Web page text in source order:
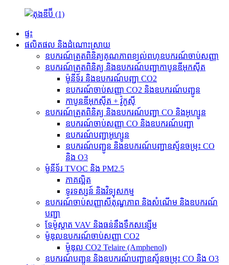
ផ្ទះ
ផលិតផល និងដំណោះស្រាយ
ឧបករណ៍ត្រួតពិនិត្យគុណភាពខ្យល់ពហុឧបករណ៍ចាប់សញ្ញា
ឧបករណ៍ត្រួតពិនិត្យ និងឧបករណ៍បញ្ជាកាបូនឌីអុកស៊ីត
ម៉ូនីទ័រ និងឧបករណ៍បញ្ជា CO2
ឧបករណ៍ចាប់សញ្ញា CO2 និងឧបករណ៍បញ្ជូន
កាបូនឌីអុកស៊ីត + វ៉ូកូស៊ី
ឧបករណ៍ត្រួតពិនិត្យ និងឧបករណ៍បញ្ជា CO និងអូហ្សូន
ឧបករណ៍ចាប់សញ្ញា CO និងឧបករណ៍បញ្ជា
ឧបករណ៍បញ្ជាអូហ្សូន
ឧបករណ៍បញ្ជូន និងឧបករណ៍បញ្ជាឧស្ម័នចម្រុះ CO
និង O3
ម៉ូនីទ័រ TVOC និង PM2.5
ភាគល្អិត
ទូរទស្សន៍ និង​វិទ្យុ​សកម្ម
ឧបករណ៍ចាប់សញ្ញាសីតុណ្ហភាព និងសំណើម និងឧបករណ៍
បញ្ជា
ទែម៉ូស្ដាត VAV និងធន់នឹងទឹកសន្សើម
ម៉ូឌុលឧបករណ៍ចាប់សញ្ញា CO2
ម៉ូឌុល CO2 Telaire (Amphenol)
ឧបករណ៍បញ្ជូន និងឧបករណ៍បញ្ជាឧស្ម័នចម្រុះ CO និង O3